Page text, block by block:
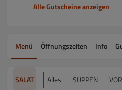
Alle Gutscheine anzeigen
Menü Öffnungszeiten Info
SALAT Alles SUPPEN